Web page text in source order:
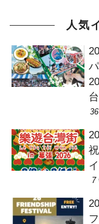
人気
7